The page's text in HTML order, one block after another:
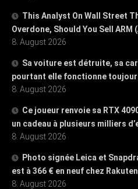
This Analyst On Wall Street
Overdone, Should You Sell ARM
8. August 2026
Sa voiture est détruite, sa
pourtant elle fonctionne
8. August 2026
Ce joueur renvoie sa RTX
un cadeau à plusieurs milliers
8. August 2026
Photo signée Leica et
est à 366 € en neuf chez Rakuten
8. August 2026